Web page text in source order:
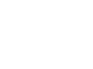
せのせて